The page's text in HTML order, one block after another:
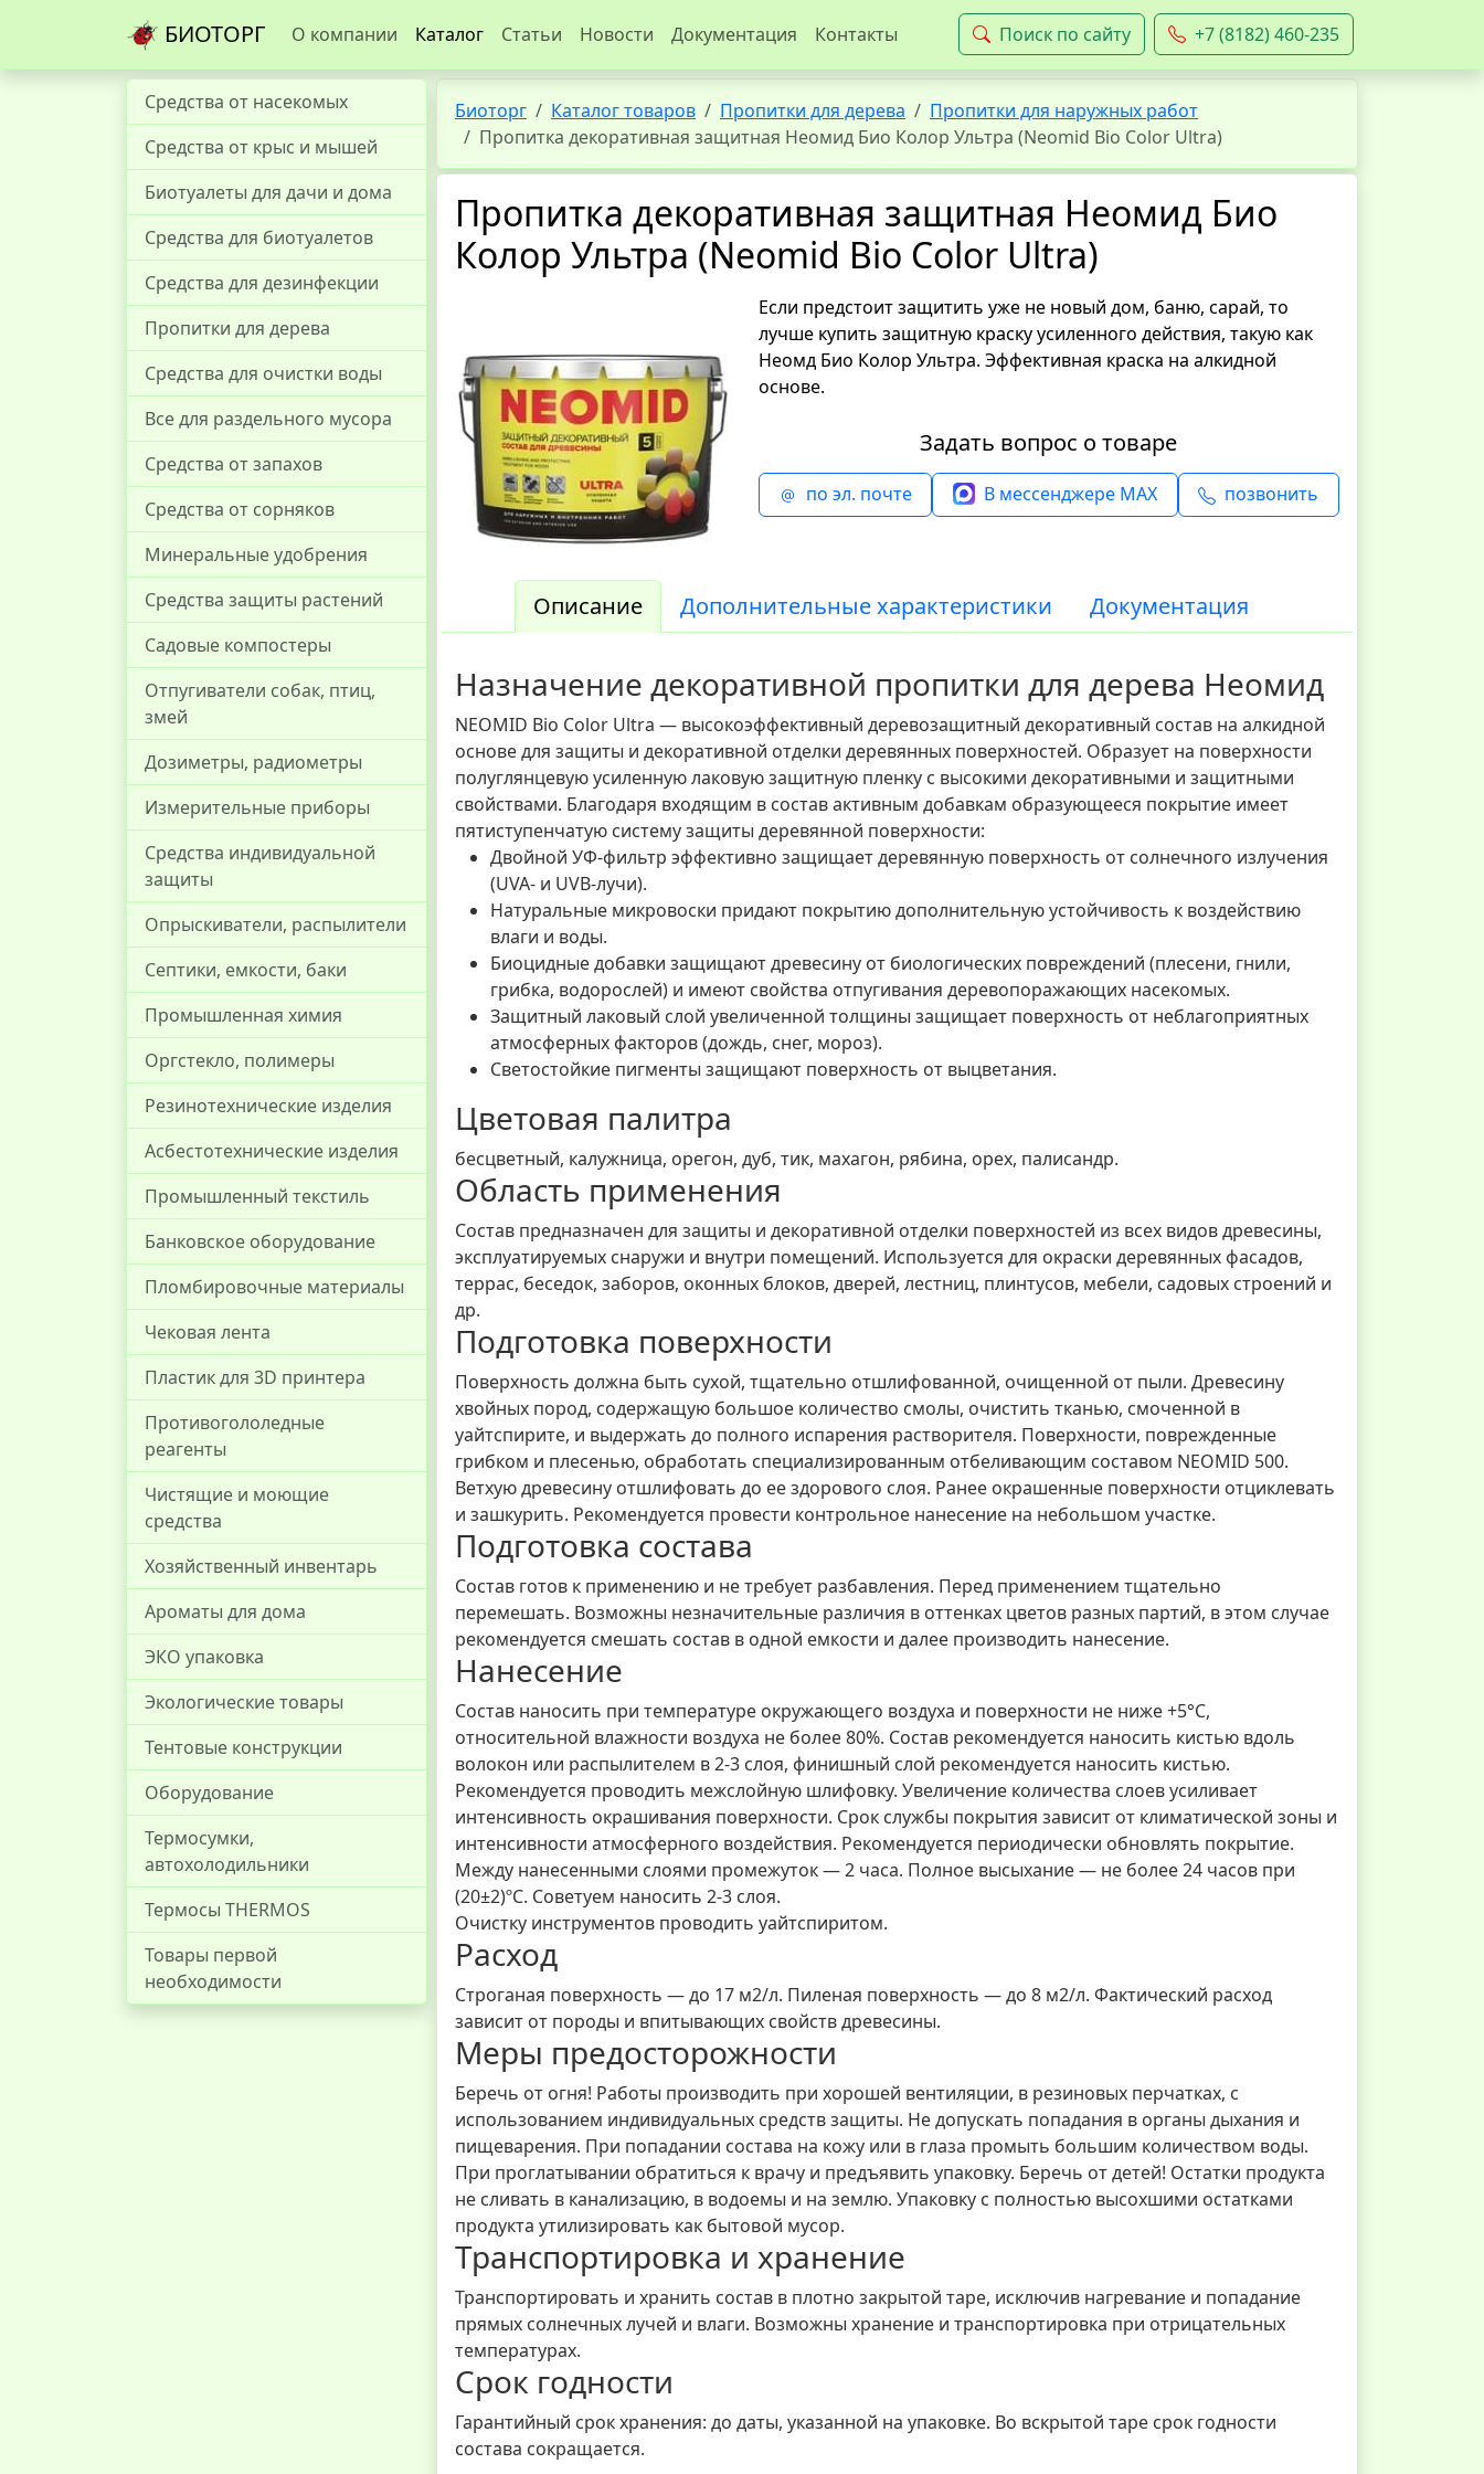
БИОТОРГ О компании Каталог Статьи Новости Документация Контакты Поиск по сайту +7 (8182) 460-235
Средства от насекомых
Средства от крыс и мышей
Биотуалеты для дачи и дома
Средства для биотуалетов
Средства для дезинфекции
Пропитки для дерева
Средства для очистки воды
Все для раздельного мусора
Средства от запахов
Средства от сорняков
Минеральные удобрения
Средства защиты растений
Садовые компостеры
Отпугиватели собак, птиц,
змей
Дозиметры, радиометры
Измерительные приборы
Средства индивидуальной
защиты
Опрыскиватели, распылители
Септики, емкости, баки
Промышленная химия
Оргстекло, полимеры
Резинотехнические изделия
Асбестотехнические изделия
Промышленный текстиль
Банковское оборудование
Пломбировочные материалы
Чековая лента
Пластик для 3D принтера
Противогололедные
реагенты
Чистящие и моющие
средства
Хозяйственный инвентарь
Ароматы для дома
ЭКО упаковка
Экологические товары
Тентовые конструкции
Оборудование
Термосумки,
автохолодильники
Термосы THERMOS
Товары первой
необходимости
Биоторг Каталог товаров Пропитки для дерева
Пропитки для наружных работ
Пропитка декоративная защитная Неомид Био Колор Ультра (Neomid Bio Color Ultra)
Пропитка декоративная защитная Неомид Био
Колор Ультра (Neomid Bio Color Ultra)
Если предстоит защитить уже не новый дом, баню, сарай, то
лучше купить защитную краску усиленного действия, такую как
Неомд Био Колор Ультра. Эффективная краска на алкидной
основе.
Задать вопрос о товаре
по эл. почте В мессенджере MAX позвонить
Описание Дополнительные характеристики Документация
Назначение декоративной пропитки для дерева Неомид
NEOMID Bio Color Ultra — высокоэффективный деревозащитный декоративный состав на алкидной
основе для защиты и декоративной отделки деревянных поверхностей. Образует на поверхности
полуглянцевую усиленную лаковую защитную пленку с высокими декоративными и защитными
свойствами. Благодаря входящим в состав активным добавкам образующееся покрытие имеет
пятиступенчатую систему защиты деревянной поверхности:
Двойной УФ-фильтр эффективно защищает деревянную поверхность от солнечного излучения
(UVA- и UVB-лучи).
Натуральные микровоски придают покрытию дополнительную устойчивость к воздействию
влаги и воды.
Биоцидные добавки защищают древесину от биологических повреждений (плесени, гнили,
грибка, водорослей) и имеют свойства отпугивания деревопоражающих насекомых.
Защитный лаковый слой увеличенной толщины защищает поверхность от неблагоприятных
атмосферных факторов (дождь, снег, мороз).
Светостойкие пигменты защищают поверхность от выцветания.
Цветовая палитра
бесцветный, калужница, орегон, дуб, тик, махагон, рябина, орех, палисандр.
Область применения
Состав предназначен для защиты и декоративной отделки поверхностей из всех видов древесины,
эксплуатируемых снаружи и внутри помещений. Используется для окраски деревянных фасадов,
террас, беседок, заборов, оконных блоков, дверей, лестниц, плинтусов, мебели, садовых строений и
др.
Подготовка поверхности
Поверхность должна быть сухой, тщательно отшлифованной, очищенной от пыли. Древесину
хвойных пород, содержащую большое количество смолы, очистить тканью, смоченной в
уайтспирите, и выдержать до полного испарения растворителя. Поверхности, поврежденные
грибком и плесенью, обработать специализированным отбеливающим составом NEOMID 500.
Ветхую древесину отшлифовать до ее здорового слоя. Ранее окрашенные поверхности отциклевать
и зашкурить. Рекомендуется провести контрольное нанесение на небольшом участке.
Подготовка состава
Состав готов к применению и не требует разбавления. Перед применением тщательно
перемешать. Возможны незначительные различия в оттенках цветов разных партий, в этом случае
рекомендуется смешать состав в одной емкости и далее производить нанесение.
Нанесение
Состав наносить при температуре окружающего воздуха и поверхности не ниже +5°С,
относительной влажности воздуха не более 80%. Состав рекомендуется наносить кистью вдоль
волокон или распылителем в 2-3 слоя, финишный слой рекомендуется наносить кистью.
Рекомендуется проводить межслойную шлифовку. Увеличение количества слоев усиливает
интенсивность окрашивания поверхности. Срок службы покрытия зависит от климатической зоны и
интенсивности атмосферного воздействия. Рекомендуется периодически обновлять покрытие.
Между нанесенными слоями промежуток — 2 часа. Полное высыхание — не более 24 часов при
(20±2)ºС. Советуем наносить 2-3 слоя.
Очистку инструментов проводить уайтспиритом.
Расход
Строганая поверхность — до 17 м2/л. Пиленая поверхность — до 8 м2/л. Фактический расход
зависит от породы и впитывающих свойств древесины.
Меры предосторожности
Беречь от огня! Работы производить при хорошей вентиляции, в резиновых перчатках, с
использованием индивидуальных средств защиты. Не допускать попадания в органы дыхания и
пищеварения. При попадании состава на кожу или в глаза промыть большим количеством воды.
При проглатывании обратиться к врачу и предъявить упаковку. Беречь от детей! Остатки продукта
не сливать в канализацию, в водоемы и на землю. Упаковку с полностью высохшими остатками
продукта утилизировать как бытовой мусор.
Транспортировка и хранение
Транспортировать и хранить состав в плотно закрытой таре, исключив нагревание и попадание
прямых солнечных лучей и влаги. Возможны хранение и транспортировка при отрицательных
температурах.
Срок годности
Гарантийный срок хранения: до даты, указанной на упаковке. Во вскрытой таре срок годности
состава сокращается.